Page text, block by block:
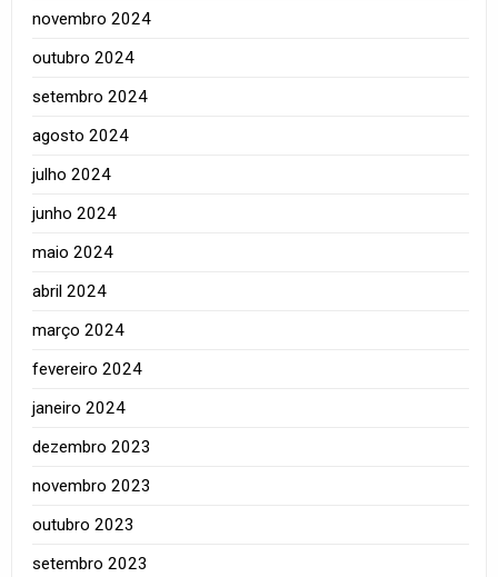
novembro 2024
outubro 2024
setembro 2024
agosto 2024
julho 2024
junho 2024
maio 2024
abril 2024
março 2024
fevereiro 2024
janeiro 2024
dezembro 2023
novembro 2023
outubro 2023
setembro 2023